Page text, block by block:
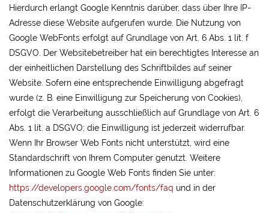
Hierdurch erlangt Google Kenntnis darüber, dass über Ihre IP-
Adresse diese Website aufgerufen wurde. Die Nutzung von
Google WebFonts erfolgt auf Grundlage von Art. 6 Abs. 1 lit. f
DSGVO. Der Websitebetreiber hat ein berechtigtes Interesse an
der einheitlichen Darstellung des Schriftbildes auf seiner
Website. Sofern eine entsprechende Einwilligung abgefragt
wurde (z. B. eine Einwilligung zur Speicherung von Cookies),
erfolgt die Verarbeitung ausschließlich auf Grundlage von Art. 6
Abs. 1 lit. a DSGVO; die Einwilligung ist jederzeit widerrufbar.
Wenn Ihr Browser Web Fonts nicht unterstützt, wird eine
Standardschrift von Ihrem Computer genutzt. Weitere
Informationen zu Google Web Fonts finden Sie unter:
https://developers.google.com/fonts/faq und in der
Datenschutzerklärung von Google: